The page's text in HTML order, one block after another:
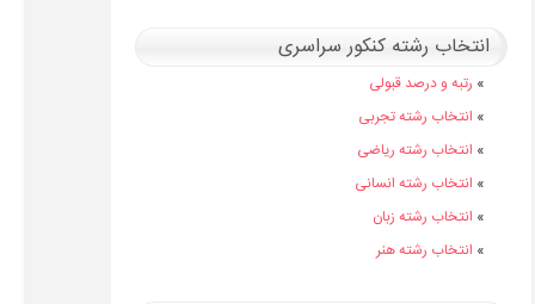
انتخاب رشته کنکور سراسری
» رتبه و درصد قبولی
» انتخاب رشته تجربی
» انتخاب رشته ریاضی
» انتخاب رشته انسانی
» انتخاب رشته زبان
» انتخاب رشته هنر